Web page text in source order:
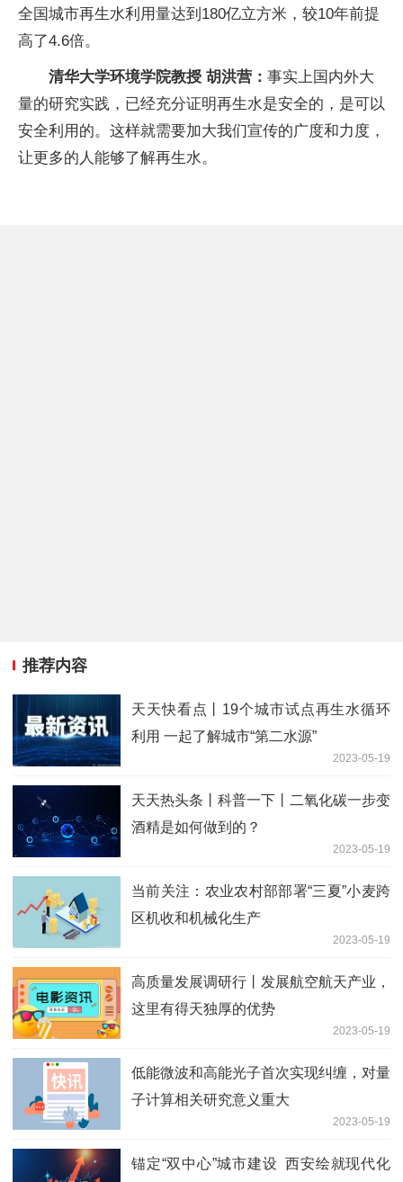
全国城市再生水利用量达到180亿立方米，较10年前提
高了4.6倍。
清华大学环境学院教授 胡洪营： 事实上国内外大
量的研究实践，已经充分证明再生水是安全的，是可以
安全利用的。这样就需要加大我们宣传的广度和力度，
让更多的人能够了解再生水。
推荐内容
天天快看点丨19个城市试点再生水循环
利用 一起了解城市“第二水源”
2023-05-19
天天热头条丨科普一下丨二氧化碳一步变
酒精是如何做到的？
2023-05-19
当前关注：农业农村部部署“三夏”小麦跨
区机收和机械化生产
2023-05-19
高质量发展调研行丨发展航空航天产业，
这里有得天独厚的优势
2023-05-19
低能微波和高能光子首次实现纠缠，对量
子计算相关研究意义重大
2023-05-19
锚定“双中心”城市建设 西安绘就现代化